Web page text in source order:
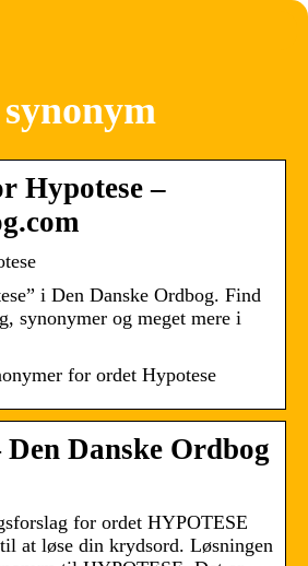
Hypotese –
i Den Danske Ordbog. Find
synonymer og meget mere i
for ordet Hypotese
Danske Ordbog
for ordet HYPOTESE
at løse din krydsord. Løsningen